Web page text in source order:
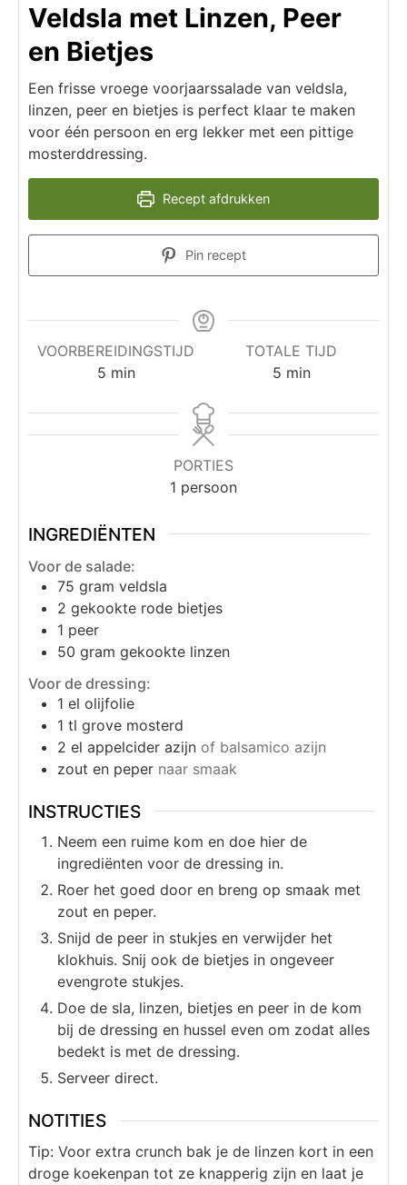
Veldsla met Linzen, Peer
en Bietjes
Een frisse vroege voorjaarssalade van veldsla,
linzen, peer en bietjes is perfect klaar te maken
voor één persoon en erg lekker met een pittige
mosterddressing.
Recept afdrukken
Pin recept
VOORBEREIDINGSTIJD
5 min
TOTALE TIJD
5 min
PORTIES
1 persoon
INGREDIËNTEN
Voor de salade:
75 gram veldsla
2 gekookte rode bietjes
1 peer
50 gram gekookte linzen
Voor de dressing:
1 el olijfolie
1 tl grove mosterd
2 el appelcider azijn of balsamico azijn
zout en peper naar smaak
INSTRUCTIES
Neem een ruime kom en doe hier de
ingrediënten voor de dressing in.
Roer het goed door en breng op smaak met
zout en peper.
Snijd de peer in stukjes en verwijder het
klokhuis. Snij ook de bietjes in ongeveer
evengrote stukjes.
Doe de sla, linzen, bietjes en peer in de kom
bij de dressing en hussel even om zodat alles
bedekt is met de dressing.
Serveer direct.
NOTITIES
Tip: Voor extra crunch bak je de linzen kort in een
droge koekenpan tot ze knapperig zijn en laat je